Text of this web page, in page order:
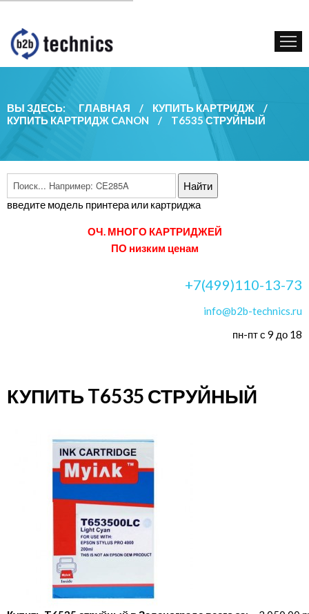
КУПИТЬ КАРТРИДЖ
ГОС. УЧРЕЖДЕНИЯМ
КОНТАКТЫ
ВЫ ЗДЕСЬ: ГЛАВНАЯ / КУПИТЬ КАРТРИДЖ
/
КУПИТЬ КАРТРИДЖ CANON
/ T6535 СТРУЙНЫЙ
введите модель принтера или картриджа
ОЧ. МНОГО КАРТРИДЖЕЙ
ПО низким ценам
+7(499)110-13-73
info@b2b-technics.ru
пн-пт с 9 до 18
КУПИТЬ T6535 СТРУЙНЫЙ